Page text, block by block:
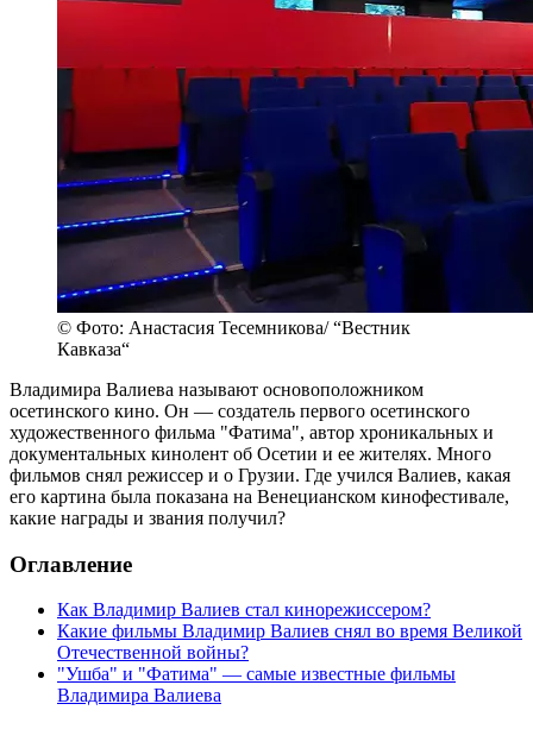
© Фото: Анастасия Тесемникова/ “Вестник
Кавказа“
Владимира Валиева называют основоположником
осетинского кино. Он — создатель первого осетинского
художественного фильма "Фатима", автор хроникальных и
документальных кинолент об Осетии и ее жителях. Много
фильмов снял режиссер и о Грузии. Где учился Валиев, какая
его картина была показана на Венецианском кинофестивале,
какие награды и звания получил?
Оглавление
Как Владимир Валиев стал кинорежиссером?
Какие фильмы Владимир Валиев снял во время Великой
Отечественной войны?
"Ушба" и "Фатима" — самые известные фильмы
Владимира Валиева